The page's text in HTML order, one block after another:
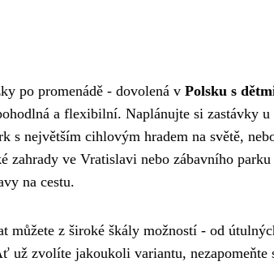
po promenádě - dovolená v Polsku s
a flexibilní. Naplánujte si zastávky u
největším cihlovým hradem na světě,
ve Vratislavi nebo zábavního parku
na cestu.
můžete z široké škály možností - od
už zvolíte jakoukoli variantu, nezapomeňte